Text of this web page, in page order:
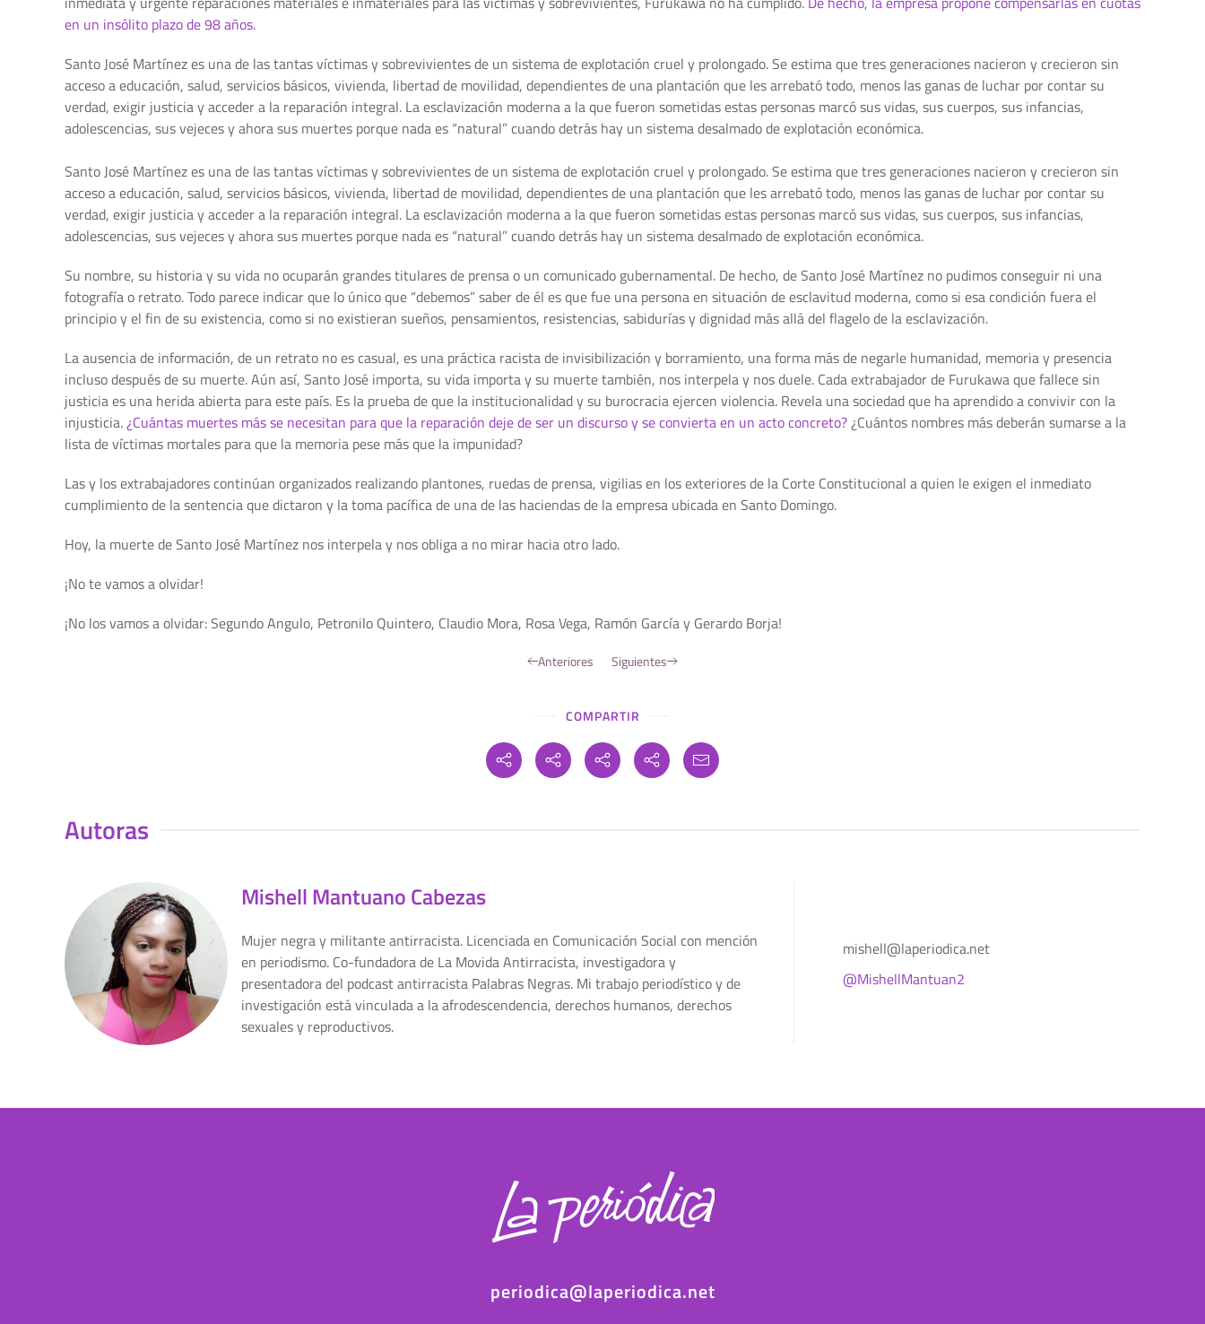
en un insólito plazo de 98 años.
Santo José Martínez es una de las tantas víctimas y sobrevivientes de un sistema de explotación cruel y prolongado. Se estima que tres generaciones nacieron y crecieron sin
acceso a educación, salud, servicios básicos, vivienda, libertad de movilidad, dependientes de una plantación que les arrebató todo, menos las ganas de luchar por contar su
verdad, exigir justicia y acceder a la reparación integral. La esclavización moderna a la que fueron sometidas estas personas marcó sus vidas, sus cuerpos, sus infancias,
adolescencias, sus vejeces y ahora sus muertes porque nada es “natural” cuando detrás hay un sistema desalmado de explotación económica.
Santo José Martínez es una de las tantas víctimas y sobrevivientes de un sistema de explotación cruel y prolongado. Se estima que tres generaciones nacieron y crecieron sin
acceso a educación, salud, servicios básicos, vivienda, libertad de movilidad, dependientes de una plantación que les arrebató todo, menos las ganas de luchar por contar su
verdad, exigir justicia y acceder a la reparación integral. La esclavización moderna a la que fueron sometidas estas personas marcó sus vidas, sus cuerpos, sus infancias,
adolescencias, sus vejeces y ahora sus muertes porque nada es “natural” cuando detrás hay un sistema desalmado de explotación económica.
Su nombre, su historia y su vida no ocuparán grandes titulares de prensa o un comunicado gubernamental. De hecho, de Santo José Martínez no pudimos conseguir ni una
fotografía o retrato. Todo parece indicar que lo único que “debemos” saber de él es que fue una persona en situación de esclavitud moderna, como si esa condición fuera el
principio y el fin de su existencia, como si no existieran sueños, pensamientos, resistencias, sabidurías y dignidad más allá del flagelo de la esclavización.
La ausencia de información, de un retrato no es casual, es una práctica racista de invisibilización y borramiento, una forma más de negarle humanidad, memoria y presencia
incluso después de su muerte. Aún así, Santo José importa, su vida importa y su muerte también, nos interpela y nos duele. Cada extrabajador de Furukawa que fallece sin
justicia es una herida abierta para este país. Es la prueba de que la institucionalidad y su burocracia ejercen violencia. Revela una sociedad que ha aprendido a convivir con la
injusticia.¿Cuántas muertes más se necesitan para que la reparación deje de ser un discurso y se convierta en un acto concreto?¿Cuántos nombres más deberán sumarse a la
lista de víctimas mortales para que la memoria pese más que la impunidad?
Las y los extrabajadores continúan organizados realizando plantones, ruedas de prensa, vigilias en los exteriores de la Corte Constitucional a quien le exigen el inmediato
cumplimiento de la sentencia que dictaron y la toma pacífica de una de las haciendas de la empresa ubicada en Santo Domingo.
Hoy, la muerte de Santo José Martínez nos interpela y nos obliga a no mirar hacia otro lado.
¡No te vamos a olvidar!
¡No los vamos a olvidar: Segundo Angulo, Petronilo Quintero, Claudio Mora, Rosa Vega, Ramón García y Gerardo Borja!
Anteriores Siguientes
COMPARTIR
Autoras
Mishell Mantuano Cabezas
Mujer negra y militante antirracista. Licenciada en Comunicación Social con mención
en periodismo. Co-fundadora de La Movida Antirracista, investigadora y
presentadora del podcast antirracista Palabras Negras. Mi trabajo periodístico y de
investigación está vinculada a la afrodescendencia, derechos humanos, derechos
sexuales y reproductivos.
mishell@laperiodica.net
@MishellMantuan2
periodica@laperiodica.net